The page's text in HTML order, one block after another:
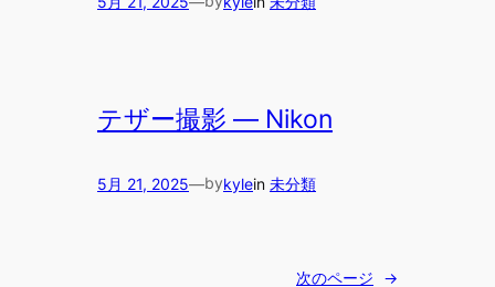
テザー撮影 — Nikon
5月 21, 2025—bykylein 未分類
次のページ →